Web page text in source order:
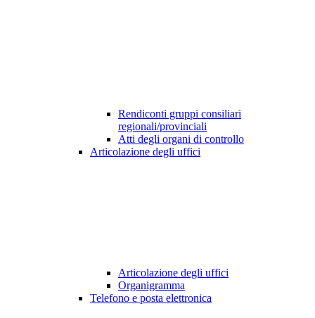
Rendiconti gruppi consiliari
regionali/provinciali
Atti degli organi di controllo
Articolazione degli uffici
Articolazione degli uffici
Organigramma
Telefono e posta elettronica